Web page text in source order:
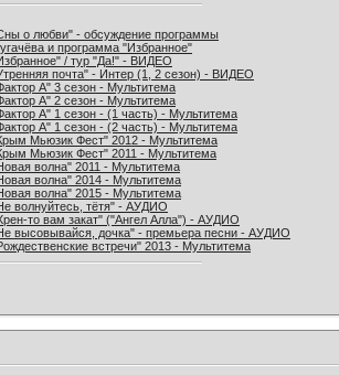
о любви" - обсуждение программы
и программа "Избранное"
/ тур "Да!" - ВИДЕО
почта" - Интер (1, 2 сезон) - ВИДЕО
А" 3 сезон - Мультитема
А" 2 сезон - Мультитема
А" 1 сезон - (1 часть) - Мультитема
А" 1 сезон - (2 часть) - Мультитема
Мьюзик Фест" 2012 - Мультитема
Мьюзик Фест" 2011 - Мультитема
волна" 2011 - Мультитема
волна" 2014 - Мультитема
волна" 2015 - Мультитема
волнуйтесь, тётя" - АУДИО
то вам закат" ("Ангел Алла") - АУДИО
высовывайся, дочка" - премьера песни - АУДИО
встречи" 2013 - Мультитема